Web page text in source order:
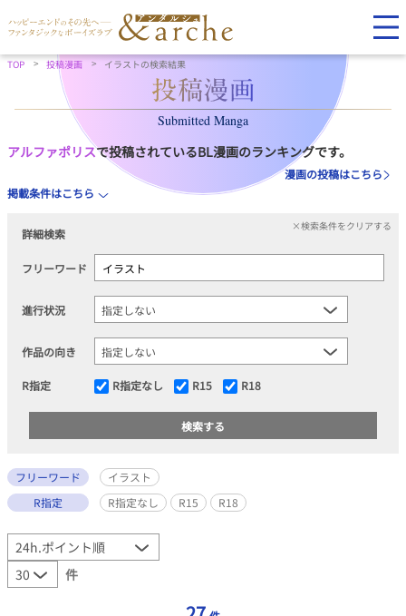
TOP 投稿漫画 イラストの検索結果
Submitted Manga
アルファポリスで投稿されているBL漫画のランキングです。
漫画の投稿はこちら
掲載条件はこちら
詳細検索
×検索条件をクリアする
フリーワード
進行状況
作品の向き
R指定 R指定なし R15 R18
フリーワード
イラスト
R指定
R指定なし R15 R18
件